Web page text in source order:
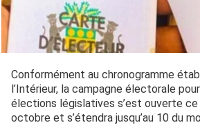
Conformément au chronogramme
l’Intérieur, la campagne électorale
élections législatives s’est ouverte
octobre et s’étendra jusqu’au 10 du